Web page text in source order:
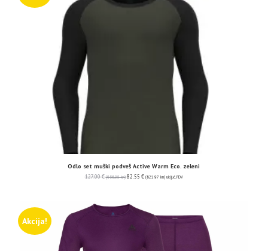
Odlo set muški podveš Active Warm Eco. zeleni
127.00€ (956.88 kn) 82.55 € (621.97 kn) uključ. PDV
Akcija!